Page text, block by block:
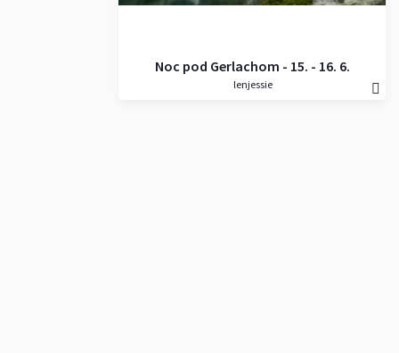
Noc pod Gerlachom - 15. - 16. 6.
2020
lenjessie